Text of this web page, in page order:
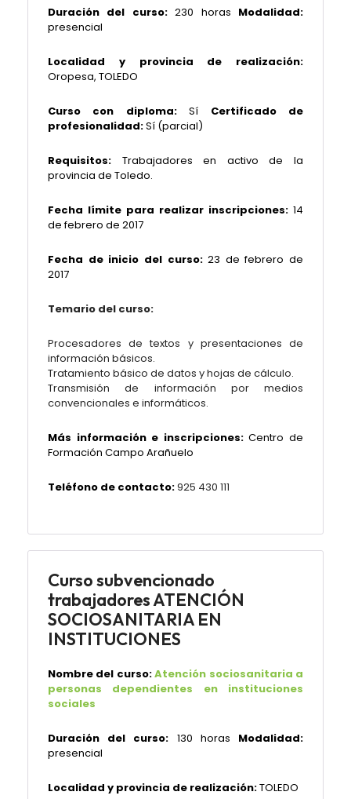
Duración del curso:230 horas Modalidad:
presencial
Localidad y provincia de realización:
Oropesa, TOLEDO
Curso con diploma:Sí Certificado de
profesionalidad:Sí (parcial)
Requisitos: Trabajadores en activo de la
provincia de Toledo.
Fecha límite para realizar inscripciones: 14
de febrero de 2017
Fecha de inicio del curso:23 de febrero de
2017
Temario del curso:
Procesadores de textos y presentaciones de
información básicos.
Tratamiento básico de datos y hojas de cálculo.
Transmisión de información por medios
convencionales e informáticos.
Más información e inscripciones: Centro de
Formación Campo Arañuelo
Teléfono de contacto:925 430 111
Curso subvencionado
trabajadores ATENCIÓN
SOCIOSANITARIA EN
INSTITUCIONES
Nombre del curso:Atención sociosanitaria a
personas dependientes en instituciones
sociales
Duración del curso: 130 horas Modalidad:
presencial
Localidad y provincia de realización:TOLEDO